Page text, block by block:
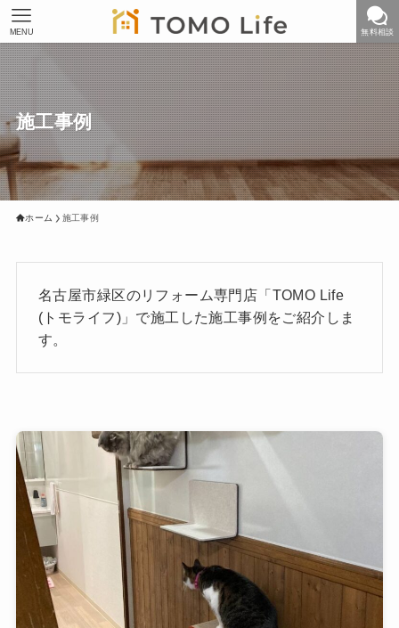
無料相談
MENU
施工事例
ホーム 施工事例
名古屋市緑区のリフォーム専門店「TOMO Life
(トモライフ)」で施工した施工事例をご紹介しま
す。